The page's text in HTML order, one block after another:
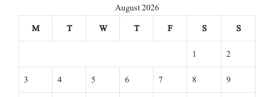
August 2026
M
T W T F S
S
1
2
3
4 5 6 7 8
9